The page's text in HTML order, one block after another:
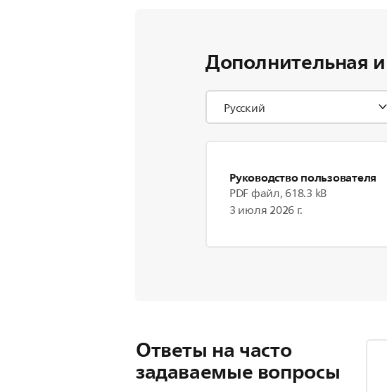
Дополнительная
Руководство пользователя
PDF файл, 618.3 kB
3 июля 2026 г.
Ответы на часто
задаваемые вопросы